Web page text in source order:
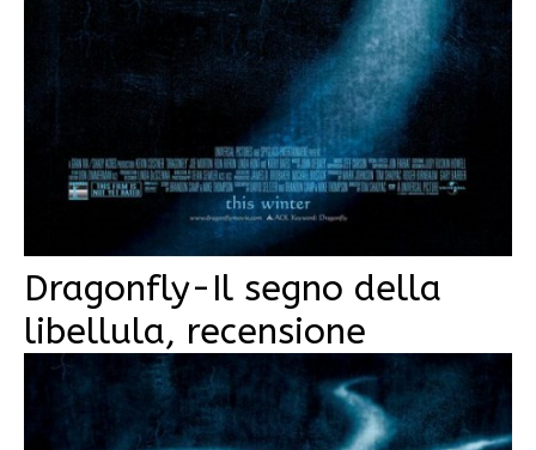
Dragonfly-Il segno della
libellula, recensione